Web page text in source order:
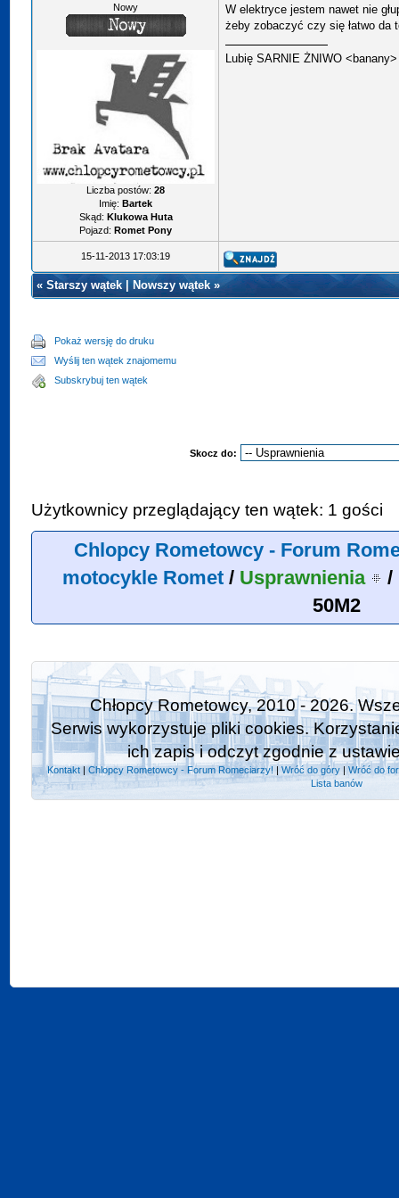
Nowy
Liczba postów:28
Imię: Bartek
Skąd: Klukowa Huta
Pojazd: Romet Pony
W elektryce jestem nawet nie
żeby zobaczyć czy się łatwo da
Lubię SARNIE ŻNIWO
15-11-2013 17:03:19
«Starszy wątek Nowszy wątek»
Pokaż wersję do druku
Wyślij ten wątek znajomemu
Subskrybuj ten wątek
Skocz do:
Użytkownicy przeglądający ten wątek: 1 gości
Chlopcy Rometowcy - Forum
motocykle Romet/ Usprawnienia /
50M2
Chłopcy Rometowcy, 2010 - 2026.
Serwis wykorzystuje pliki cookies.
ich zapis i odczyt zgodnie z
Kontakt| Chlopcy Rometowcy - Forum Romeciarzy! |Wróć do góry| Wróć do
Lista banów